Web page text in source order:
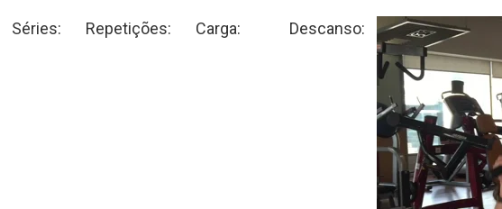
Séries: Repetições: Carga: Descanso: